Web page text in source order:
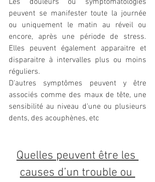
Les douleurs ou symptomatologies
peuvent se manifester toute la journée
ou uniquement le matin au réveil ou
encore, après une période de stress.
Elles peuvent également apparaitre et
disparaitre à intervalles plus ou moins
réguliers.
D'autres symptômes peuvent y être
associés comme des maux de tête, une
sensibilité au niveau d'une ou plusieurs
dents, des acouphènes, etc
Quelles peuvent être les
causes d’un trouble ou